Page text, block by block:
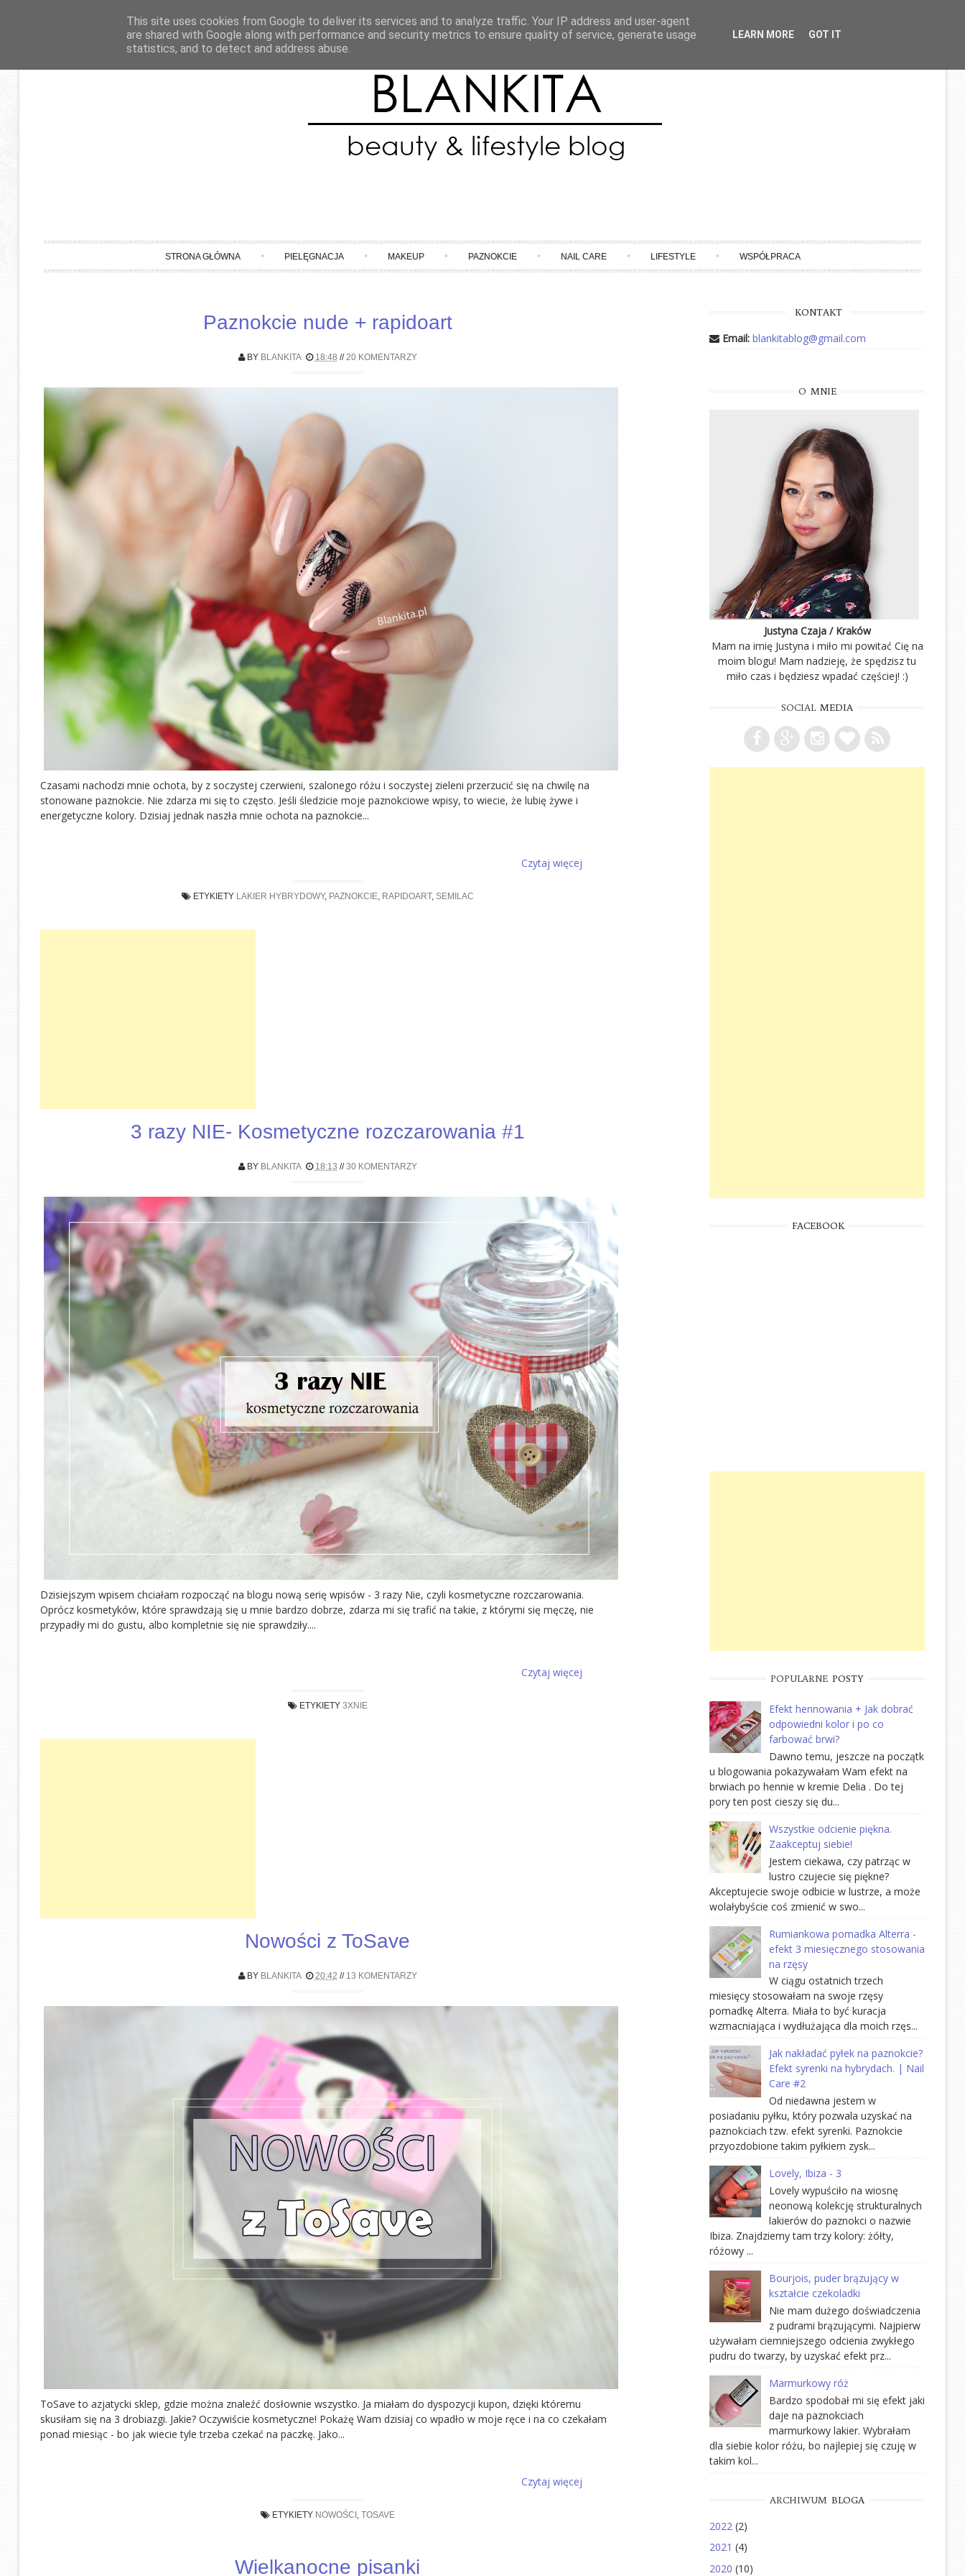
STRONA GŁÓWNA PIELĘGNACJA MAKEUP PAZNOKCIE NAIL CARE LIFESTYLE WSPÓŁPRACA
Paznokcie nude + rapidoart
BY BLANKITA 18:48 //20 KOMENTARZY
Czasami nachodzi mnie ochota, by z soczystej czerwieni, szalonego różu i soczystej zieleni przerzucić się na chwilę na
stonowane paznokcie. Nie zdarza mi się to często. Jeśli śledzicie moje paznokciowe wpisy, to wiecie, że lubię żywe i
energetyczne kolory. Dzisiaj jednak naszła mnie ochota na paznokcie...
Czytaj więcej
ETYKIETY LAKIER HYBRYDOWY, PAZNOKCIE, RAPIDOART, SEMILAC
3 razy NIE- Kosmetyczne rozczarowania #1
BY BLANKITA 18:13 //30 KOMENTARZY
Dzisiejszym wpisem chciałam rozpocząć na blogu nową serię wpisów - 3 razy Nie, czyli kosmetyczne rozczarowania.
Oprócz kosmetyków, które sprawdzają się u mnie bardzo dobrze, zdarza mi się trafić na takie, z którymi się męczę, nie
przypadły mi do gustu, albo kompletnie się nie sprawdziły....
Czytaj więcej
ETYKIETY 3XNIE
Nowości z ToSave
BY BLANKITA 20:42 // 13 KOMENTARZY
ToSave to azjatycki sklep, gdzie można znaleźć dosłownie wszystko. Ja miałam do dyspozycji kupon, dzięki któremu
skusiłam się na 3 drobiazgi. Jakie? Oczywiście kosmetyczne! Pokażę Wam dzisiaj co wpadło w moje ręce i na co czekałam
ponad miesiąc - bo jak wiecie tyle trzeba czekać na paczkę. Jako...
Czytaj więcej
ETYKIETY NOWOŚCI, TOSAVE
Wielkanocne pisanki
KONTAKT
Email: blankitablog@gmail.com
O MNIE
Justyna Czaja / Kraków
Mam na imię Justyna i miło mi powitać Cię na
moim blogu! Mam nadzieję, że spędzisz tu
miło czas i będziesz wpadać częściej! :)
SOCIAL MEDIA
FACEBOOK
POPULARNE POSTY
Efekt hennowania + Jak dobrać
odpowiedni kolor i po co
farbować brwi?
Dawno temu, jeszcze na początk
u blogowania pokazywałam Wam efekt na
brwiach po hennie w kremie Delia . Do tej
pory ten post cieszy się du...
Wszystkie odcienie piękna.
Zaakceptuj siebie!
Jestem ciekawa, czy patrząc w
lustro czujecie się piękne?
Akceptujecie swoje odbicie w lustrze, a może
wolałybyście coś zmienić w swo...
Rumiankowa pomadka Alterra -
efekt 3 miesięcznego stosowania
na rzęsy
W ciągu ostatnich trzech
miesięcy stosowałam na swoje rzęsy
pomadkę Alterra. Miała to być kuracja
wzmacniająca i wydłużająca dla moich rzęs...
Jak nakładać pyłek na paznokcie?
Efekt syrenki na hybrydach. | Nail
Care #2
Od niedawna jestem w
posiadaniu pyłku, który pozwala uzyskać na
paznokciach tzw. efekt syrenki. Paznokcie
przyozdobione takim pyłkiem zysk...
Lovely, Ibiza - 3
Lovely wypuściło na wiosnę
neonową kolekcję strukturalnych
lakierów do paznokci o nazwie
Ibiza. Znajdziemy tam trzy kolory: żółty,
różowy ...
Bourjois, puder brązujący w
kształcie czekoladki
Nie mam dużego doświadczenia
z pudrami brązującymi. Najpierw
używałam ciemniejszego odcienia zwykłego
pudru do twarzy, by uzyskać efekt prz...
Marmurkowy róż
Bardzo spodobał mi się efekt jaki
daje na paznokciach
marmurkowy lakier. Wybrałam
dla siebie kolor różu, bo najlepiej się czuję w
takim kol...
ARCHIWUM BLOGA
2022 (2)
2021 (4)
2020 (10)
This site uses cookies from Google to deliver its services and to analyze traffic. Your IP address and user-agent
are shared with Google along with performance and security metrics to ensure quality of service, generate usage
statistics, and to detect and address abuse.
LEARN MORE GOT IT